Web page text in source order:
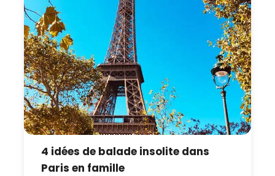
4 idées de balade insolite dans
Paris en famille